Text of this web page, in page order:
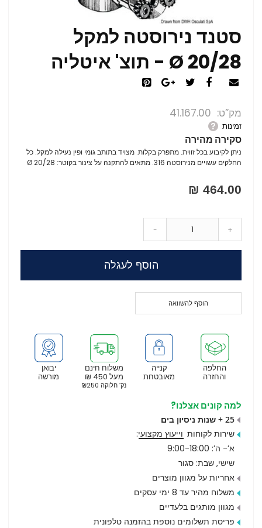
סטנד נירוסטה למקל
20/28 Ø - תוצ' איטליה
מק”ט 41.167.00
זמינות
סקירה מהירה
ניתן לקיבוע בכל זווית. מתפרק בקלות. מצויד בתותב גומי ופין נעילה למקל. כל
החלקים עשויים מנירוסטה 316. מתאים להתקנה על צינור בקוטר: 20/28 Ø
464.00 ₪
- +
הוסף לעגלה
הוסף להשוואה
יבואן
מורשה
משלוח חינם
מעל 450 ₪
נק’ חלוקה ₪250
קנייה
מאובטחת
החלפה
והחזרה
למה קונים אצלנו?
25 + שנות ניסיון בים
שירות לקוחות וייעוץ מקצועי:
א’- ה’: 9:00-18:00
שישי, שבת: סגור
אחריות על מגוון מוצרים
משלוח מהיר עד 8 ימי עסקים
מגוון מותגים בלעדיים
פריסת תשלומים נוספת בהזמנה טלפונית